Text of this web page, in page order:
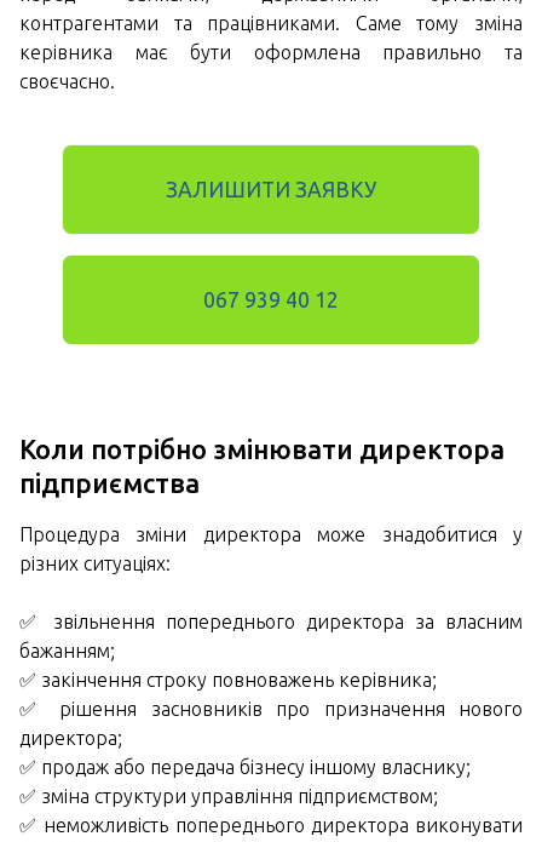
контрагентами та працівниками. Саме тому зміна
керівника має бути оформлена правильно та
своєчасно.
ЗАЛИШИТИ ЗАЯВКУ
067 939 40 12
Коли потрібно змінювати директора
підприємства
Процедура зміни директора може знадобитися у
різних ситуаціях:
✅ звільнення попереднього директора за власним
бажанням;
✅ закінчення строку повноважень керівника;
✅ рішення засновників про призначення нового
директора;
✅ продаж або передача бізнесу іншому власнику;
✅ зміна структури управління підприємством;
✅ неможливість попереднього директора виконувати